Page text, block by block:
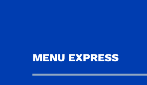
MENU EXPRESS